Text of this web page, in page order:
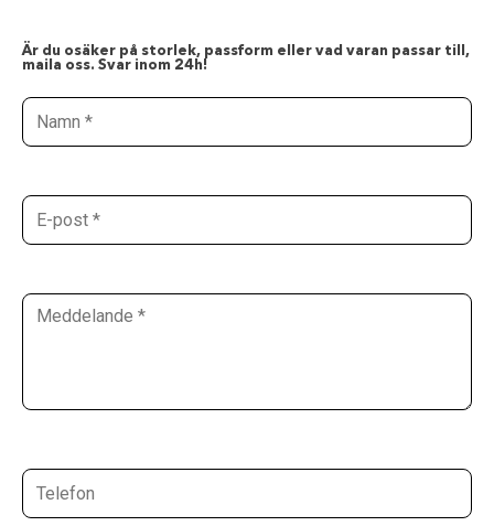
Är du osäker på storlek, passform eller vad varan passar till,
maila oss. Svar inom 24h!